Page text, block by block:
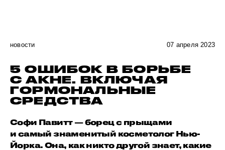
новости 07 апреля 2023
5 ОШИБОК В БОРЬБЕ
С АКНЕ. ВКЛЮЧАЯ
ГОРМОНАЛЬНЫЕ
СРЕДСТВА
Софи Павитт — борец с прыщами
и самый знаменитый косметолог Нью-
Йорка. Она, как никто другой знает, какие